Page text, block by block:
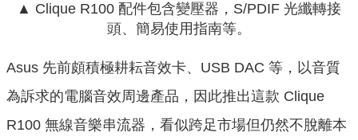
▲ Clique R100 配件包含變壓器，S/PDIF 光纖轉接
頭、簡易使用指南等。
Asus 先前頗積極耕耘音效卡、USB DAC 等，以音質
為訴求的電腦音效周邊產品，因此推出這款 Clique
R100 無線音樂串流器，看似跨足市場但仍然不脫離本